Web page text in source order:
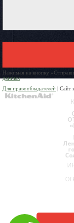
Нажимая на кнопку
данных
Для правообладателей | Сайт